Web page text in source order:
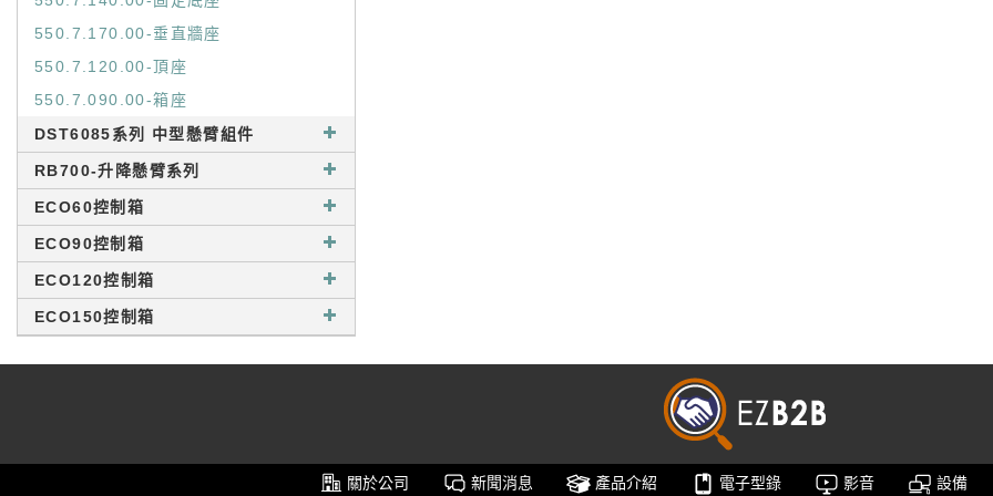
550.7.170.00-垂直牆座
550.7.120.00-頂座
550.7.090.00-箱座
DST6085系列 中型懸臂組件
RB700-升降懸臂系列
ECO60控制箱
ECO90控制箱
ECO120控制箱
ECO150控制箱
關於公司 新聞消息 產品介紹 電子型錄 影音 設備